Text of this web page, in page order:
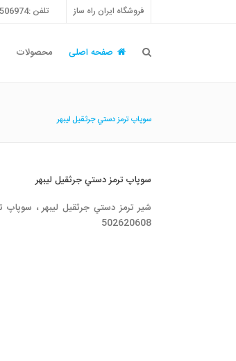
تلفن :1506974 -0912 - تلفن :55757688 -021 - فکس :55757698 -021 فروشگاه ایران راه ساز
محصولات صفحه اصلی
سوپاپ ترمز دستي جرثقيل ليبهر
سوپاپ ترمز دستي جرثقيل ليبهر
502620608